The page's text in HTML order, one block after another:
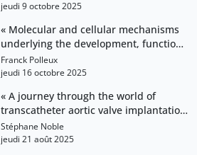
jeudi 9 octobre 2025
« Molecular and cellular mechanisms
underlying the development, function
and evolution of cortical circuits »
Franck Polleux
jeudi 16 octobre 2025
« A journey through the world of
transcatheter aortic valve implantation
»
Stéphane Noble
jeudi 21 août 2025